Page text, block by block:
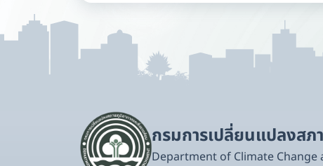
กรมการเปลี่ยนแปลงส
Department of Climate